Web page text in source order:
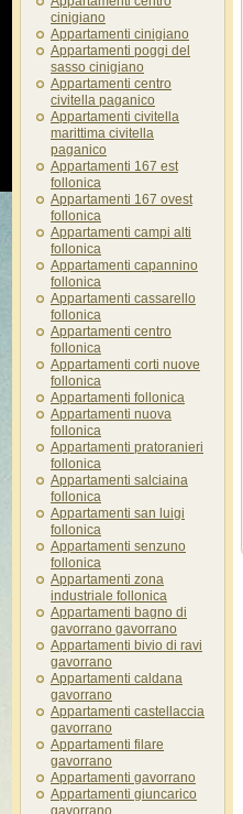
cinigiano
Appartamenti cinigiano
Appartamenti poggi del
sasso cinigiano
Appartamenti centro
civitella paganico
Appartamenti civitella
marittima civitella
paganico
Appartamenti 167 est
follonica
Appartamenti 167 ovest
follonica
Appartamenti campi alti
follonica
Appartamenti capannino
follonica
Appartamenti cassarello
follonica
Appartamenti centro
follonica
Appartamenti corti nuove
follonica
Appartamenti follonica
Appartamenti nuova
follonica
Appartamenti pratoranieri
follonica
Appartamenti salciaina
follonica
Appartamenti san luigi
follonica
Appartamenti senzuno
follonica
Appartamenti zona
industriale follonica
Appartamenti bagno di
gavorrano gavorrano
Appartamenti bivio di ravi
gavorrano
Appartamenti caldana
gavorrano
Appartamenti castellaccia
gavorrano
Appartamenti filare
gavorrano
Appartamenti gavorrano
Appartamenti giuncarico
gavorrano